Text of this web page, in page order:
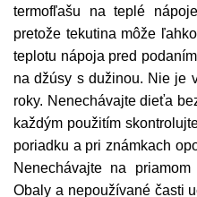
termofľašu na teplé
pretože tekutina môže
teplotu nápoja pred
na džúsy s dužinou. Nie je
roky. Nenechávajte dieťa
každým použitím
poriadku a pri známkach
Nenechávajte na
Obaly a nepoužívané časti